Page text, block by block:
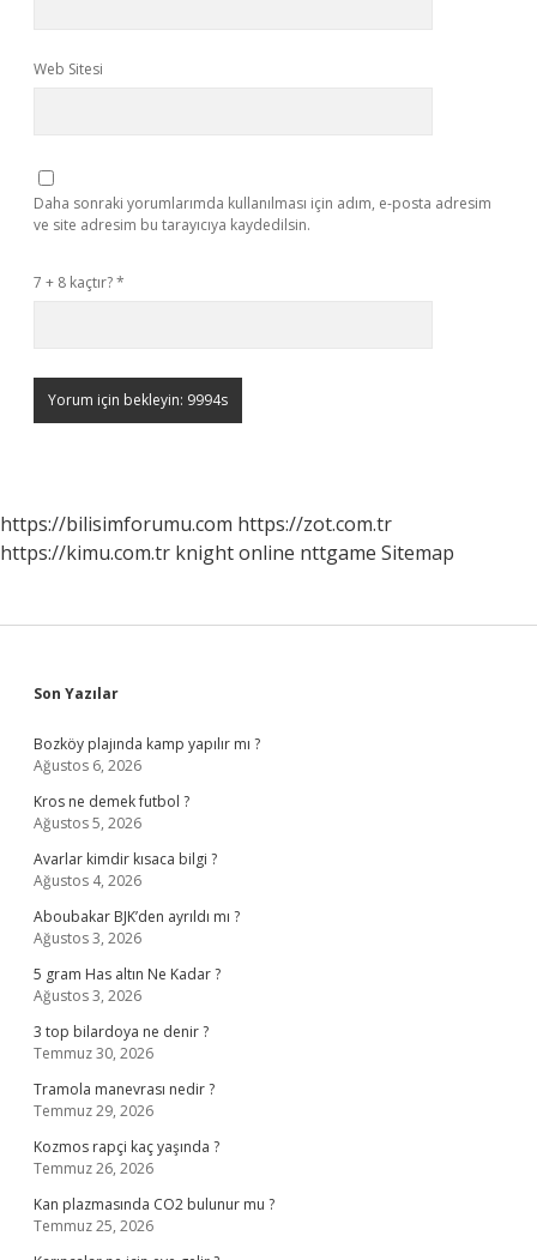
Web Sitesi
Daha sonraki yorumlarımda kullanılması için adım, e-posta adresim
ve site adresim bu tarayıcıya kaydedilsin.
7 + 8 kaçtır?*
https://bilisimforumu.com https://zot.com.tr
https://kimu.com.tr knight online nttgame Sitemap
Sidebar
Son Yazılar
Bozköy plajında kamp yapılır mı ?
Ağustos 6, 2026
Kros ne demek futbol ?
Ağustos 5, 2026
Avarlar kimdir kısaca bilgi ?
Ağustos 4, 2026
Aboubakar BJK’den ayrıldı mı ?
Ağustos 3, 2026
5 gram Has altın Ne Kadar ?
Ağustos 3, 2026
3 top bilardoya ne denir ?
Temmuz 30, 2026
Tramola manevrası nedir ?
Temmuz 29, 2026
Kozmos rapçi kaç yaşında ?
Temmuz 26, 2026
Kan plazmasında CO2 bulunur mu ?
Temmuz 25, 2026